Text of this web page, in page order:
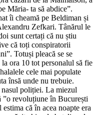
Măria- ta să abdice”.
îi cheamă pe Beldiman și
Zefkari. Tânărul le
sunt certați că nu știu
că toți conspiratorii
Totuși pleacă se se
ora 10 tot personalul să fie
cele mai populate
însă unde nu trebuie.
poliției. La miezul
”o revoluțiune în București
că în acea noapte era